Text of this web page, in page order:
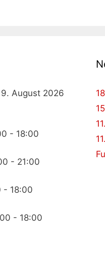
August 2026
- 18:00
- 21:00
- 18:00
- 18:00